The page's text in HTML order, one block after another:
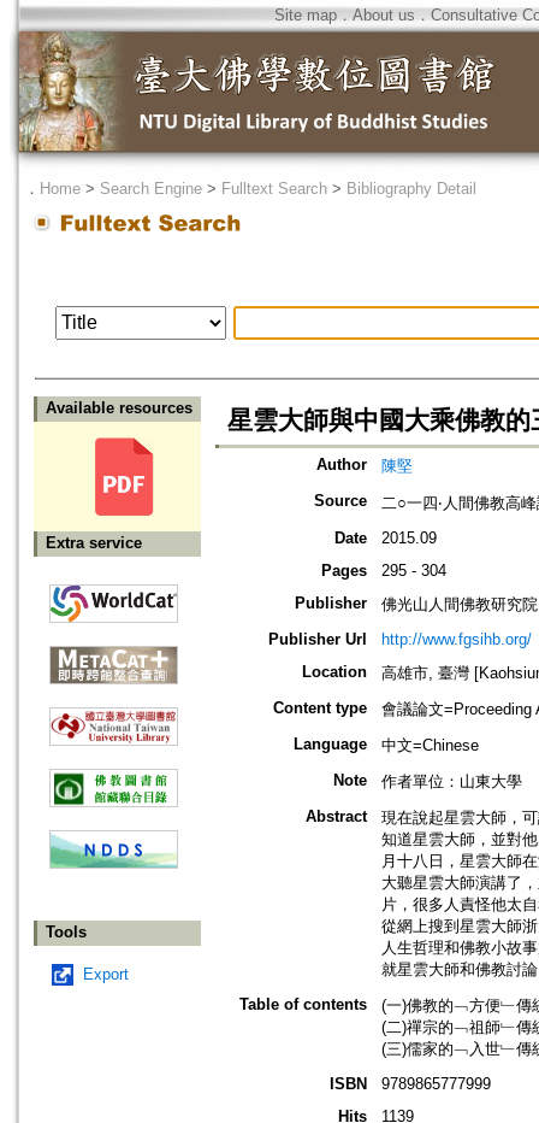
Site map．About us ． Consultative
． Home > Search Engine > Fulltext Search > Bibliography Detail
Available resources
Extra service
Tools
Export
星雲大師與中國大乘佛教的
Author
陳堅
Source
二○一四‧人間佛教高
Date
2015.09
Pages
295 - 304
Publisher
佛光山人間佛教研究院
Publisher Url
http://www.fgsihb.org/
Location
高雄市, 臺灣
Content type
會議論文=Proceeding
Language
中文=Chinese
Note
作者單位：山東大學
Abstract
現在說起星雲大師，
知道星雲大師，並對
月十八日，星雲大師
大聽星雲大師演講了
片，很多人責怪他太
從網上搜到星雲大師
人生哲理和佛教小故
就星雲大師和佛教討
Table of contents
(一)佛教的﹁方便﹂傳
(二)禪宗的﹁祖師﹂傳
(三)儒家的﹁入世﹂傳
ISBN
9789865777999
Hits
1139